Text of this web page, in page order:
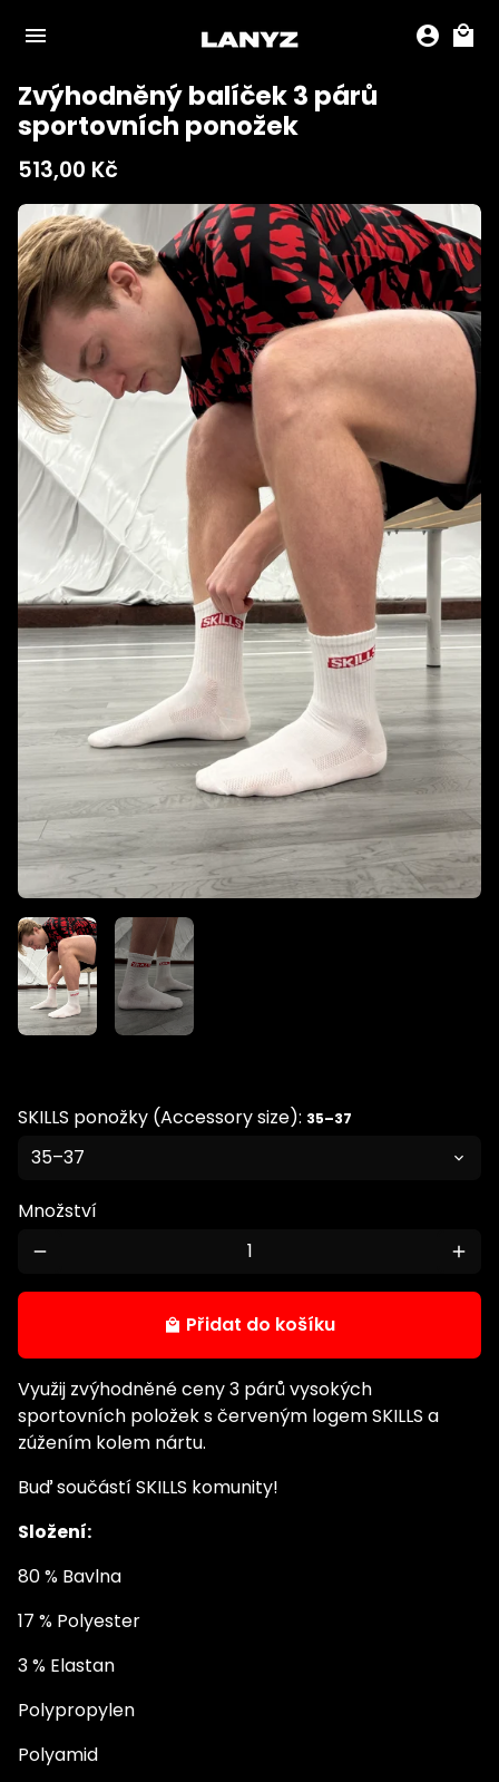
obsah
menu account_circle local_mall
Zvýhodněný balíček 3 párů
sportovních ponožek
513,00 Kč
SKILLS ponožky (Accessory size): 35–37
Množství
remove add
local_mall Přidat do košíku
Využij zvýhodněné ceny3 párů vysokých
sportovních položek s červeným logem SKILLS a
zúžením kolem nártu.
Buď součástí SKILLS komunity!
Složení:
80 % Bavlna
17 % Polyester
3 % Elastan
Polypropylen
Polyamid